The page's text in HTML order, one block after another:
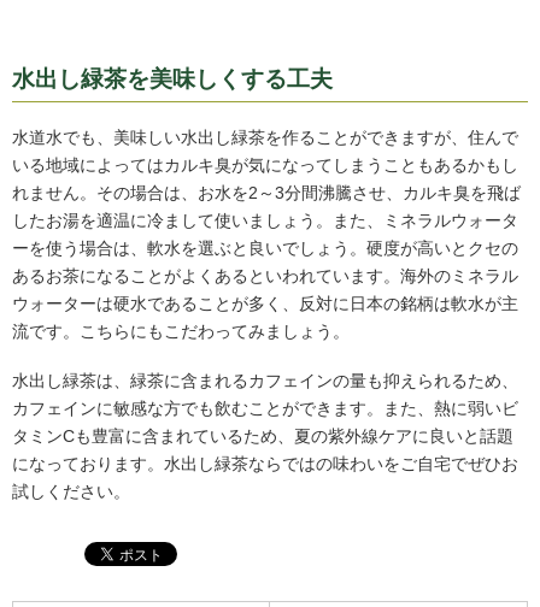
水出し緑茶を美味しくする工夫
水道水でも、美味しい水出し緑茶を作ることができますが、住んで
いる地域によってはカルキ臭が気になってしまうこともあるかもし
れません。その場合は、お水を2～3分間沸騰させ、カルキ臭を飛ば
したお湯を適温に冷まして使いましょう。また、ミネラルウォータ
ーを使う場合は、軟水を選ぶと良いでしょう。硬度が高いとクセの
あるお茶になることがよくあるといわれています。海外のミネラル
ウォーターは硬水であることが多く、反対に日本の銘柄は軟水が主
流です。こちらにもこだわってみましょう。
水出し緑茶は、緑茶に含まれるカフェインの量も抑えられるため、
カフェインに敏感な方でも飲むことができます。また、熱に弱いビ
タミンCも豊富に含まれているため、夏の紫外線ケアに良いと話題
になっております。水出し緑茶ならではの味わいをご自宅でぜひお
試しください。